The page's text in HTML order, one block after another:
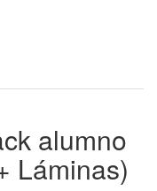
alumno
Láminas)